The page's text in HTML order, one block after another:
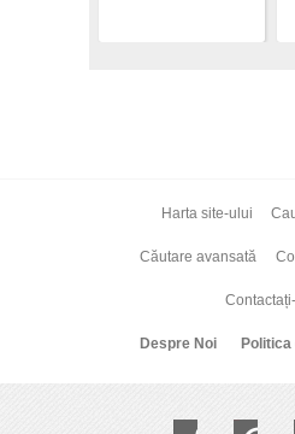
Harta site-ului
Căutare avansată
Despre Noi